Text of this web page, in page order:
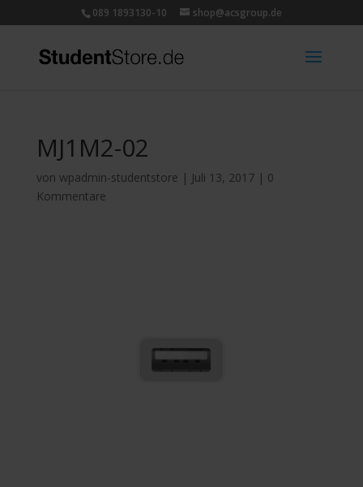
089 1893130-10 shop@acsgroup.de
MJ1M2-02
von wpadmin-studentstore | Juli 13, 2017| 0
Kommentare